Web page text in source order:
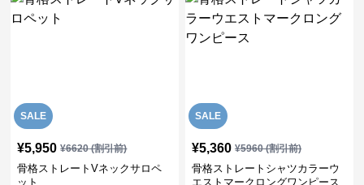
SALE
¥5,950 ¥6620(割引前)
骨格ストレートVネックサロペ
ット
SALE
¥5,360 ¥5960(割引前)
骨格ストレートシャツカラーウ
エストマークロングワンピース